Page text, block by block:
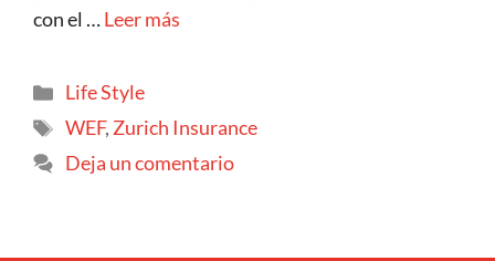
con el …Leer más
Life Style
WEF,Zurich Insurance
Deja un comentario